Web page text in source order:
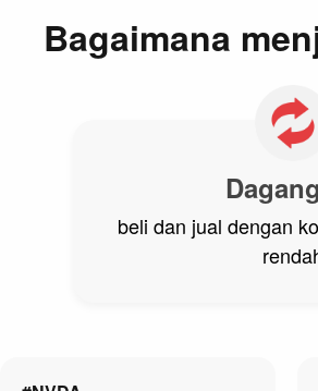
Bagaimana
beli dan jual dengan